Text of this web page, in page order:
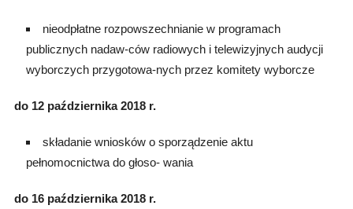
nieodpłatne rozpowszechnianie w programach
publicznych nadaw-ców radiowych i telewizyjnych audycji
wyborczych przygotowa-nych przez komitety wyborcze
do 12 października 2018 r.
składanie wniosków o sporządzenie aktu
pełnomocnictwa do głoso- wania
do 16 października 2018 r.